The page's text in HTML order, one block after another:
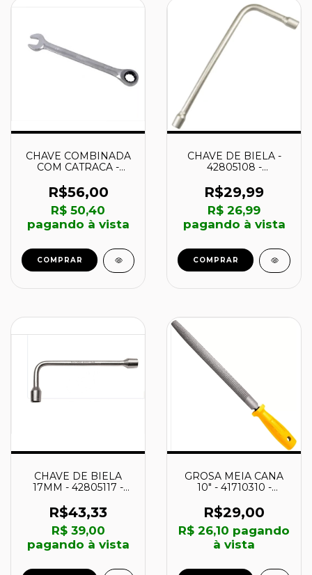
CHAVE COMBINADA
COM CATRACA -
R$56,00
R$ 50,40
pagando à vista
COMPRAR
CHAVE DE BIELA -
42805108 -
R$29,99
R$ 26,99
pagando à vista
COMPRAR
CHAVE DE BIELA
17MM - 42805117 -
R$43,33
R$ 39,00
pagando à vista
GROSA MEIA CANA
10" - 41710310 -
R$29,00
R$ 26,10 pagando
à vista